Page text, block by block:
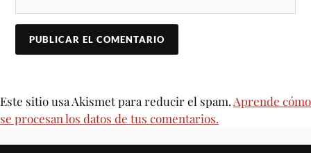
Este sitio usa Akismet para reducir el spam. Aprende cómo
se procesan los datos de tus comentarios.